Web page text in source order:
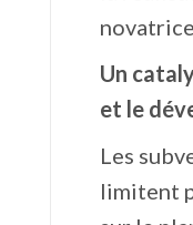
Un
et le
Les
limitent